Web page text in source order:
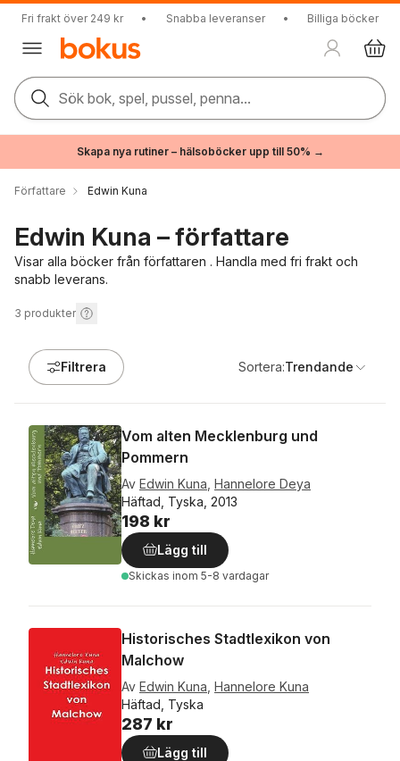
Fri frakt över 249 kr • Snabba leveranser • Billiga böcker
Sök bok, spel, pussel, penna...
Skapa nya rutiner – hälsoböcker upp till 50% →
Författare Edwin Kuna
Edwin Kuna – författare
Visar alla böcker från författaren . Handla med fri frakt och
snabb leverans.
3 produkter
Filtrera Sortera:Trendande
Vom alten Mecklenburg und
Pommern
Av Edwin Kuna Hannelore Deya
Häftad, Tyska, 2013
198 kr
Lägg till
Skickas inom 5-8 vardagar
Historisches Stadtlexikon von
Malchow
Av Edwin Kuna Hannelore Kuna
Häftad, Tyska
287 kr
Lägg till